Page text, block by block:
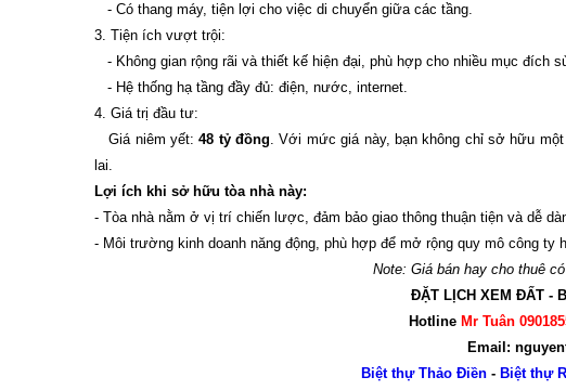
- Có thang máy, tiện lợi cho việc di chuyển giữa các tầng.
3. Tiện ích vượt trội:
- Không gian rộng rãi và thiết kế hiện đại, phù hợp cho nhiều mục đích
- Hệ thống hạ tầng đầy đủ: điện, nước, internet.
4. Giá trị đầu tư:
Giá niêm yết:48 tỷ đồng. Với mức giá này, bạn không chỉ sở hữu
lai.
Lợi ích khi sở hữu tòa nhà này:
- Tòa nhà nằm ở vị trí chiến lược, đảm bảo giao thông thuận tiện và dễ
- Môi trường kinh doanh năng động, phù hợp để mở rộng quy mô công ty
Note: Giá bán hay cho thuê
ĐẶT LỊCH XEM ĐẤT -
Hotline Mr Tuân
Email:
Biệt thự Thảo Điền - Biệt thự